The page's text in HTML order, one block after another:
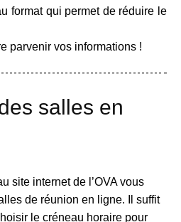
format qui permet de réduire le
parvenir vos informations !
salles en
site internet de l’OVA vous
de réunion en ligne. Il suffit
le créneau horaire pour